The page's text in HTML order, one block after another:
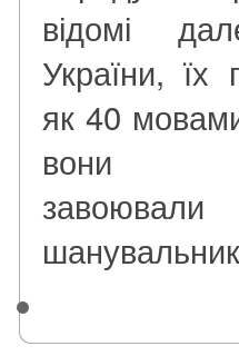
відомі
України, їх
як 40
вони